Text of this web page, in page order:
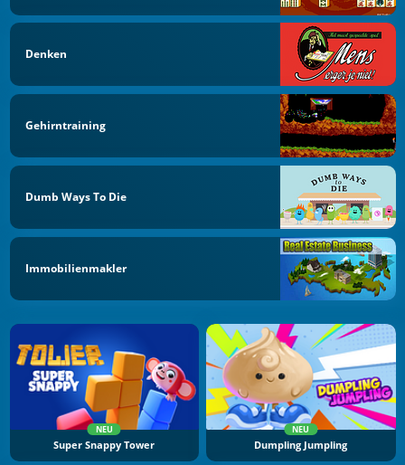
Denken
Gehirntraining
Dumb Ways To Die
Immobilienmakler
NEU
Super Snappy Tower
NEU
Dumpling Jumpling